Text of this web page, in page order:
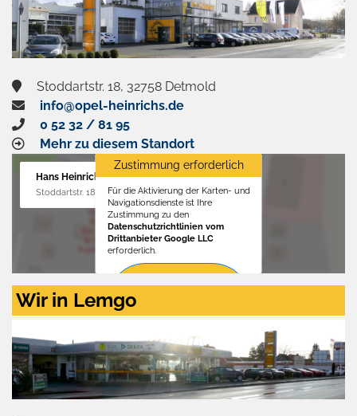
Stoddartstr. 18, 32758 Detmold
info@opel-heinrichs.de
0 52 32 / 81 95
Mehr zu diesem Standort
Hans Heinrichs GmbH
Stoddartstr. 18, 32758 Detmold
Zustimmung erforderlich
Für die Aktivierung der Karten- und
Navigationsdienste ist Ihre
Zustimmung zu den
Datenschutzrichtlinien vom
Drittanbieter Google LLC
erforderlich.
Zustimmen
aktivieren
Wir in Lemgo